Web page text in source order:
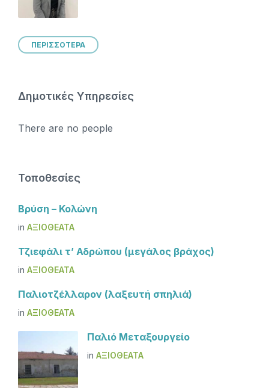
ΠΕΡΙΣΣΟΤΕΡΑ
Δημοτικές Υπηρεσίες
There are no people
Τοποθεσίες
Βρύση – Κολώνη
in ΑΞΙΟΘΈΑΤΑ
Τζιεφάλι τ’ Αδρώπου (μεγάλος βράχος)
in ΑΞΙΟΘΈΑΤΑ
Παλιοτζέλλαρον (λαξευτή σπηλιά)
in ΑΞΙΟΘΈΑΤΑ
Παλιό Μεταξουργείο
in ΑΞΙΟΘΈΑΤΑ